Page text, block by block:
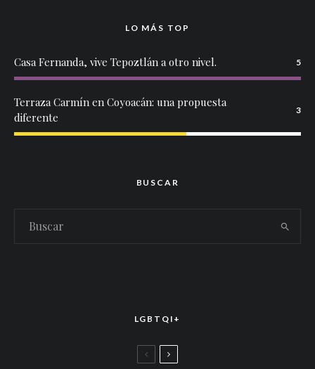
LO MÁS TOP
Casa Fernanda, vive Tepoztlán a otro nivel. 5
Terraza Carmín en Coyoacán: una propuesta
diferente
3
BUSCAR
LGBTQI+